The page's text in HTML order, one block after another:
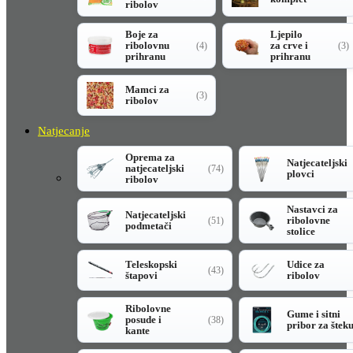
ribolov
Boje za
ribolovnu
prihranu
(4)
Ljepilo
za crve i
prihranu
(3)
Mamci za
ribolov
(3)
Natjecanje
Oprema za
natjecateljski
ribolov
(74)
Natjecateljski
plovci
Natjecateljski
podmetači
(51)
Nastavci za
ribolovne
stolice
Teleskopski
štapovi
(43)
Udice za
ribolov
Ribolovne
posude i
kante
(38)
Gume i sitni
pribor za šteku